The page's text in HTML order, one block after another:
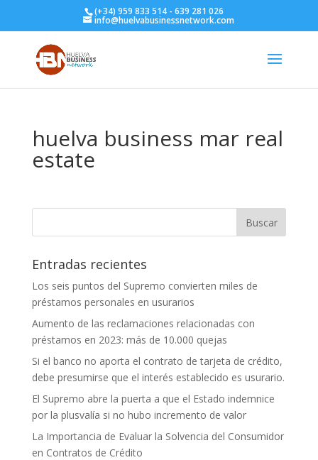
(+34) 959 833 514 - 639 281 026
info@huelvabusinessnetwork.com
huelva business mar real
estate
Entradas recientes
Los seis puntos del Supremo convierten miles de
préstamos personales en usurarios
Aumento de las reclamaciones relacionadas con
préstamos en 2023: más de 10.000 quejas
Si el banco no aporta el contrato de tarjeta de crédito,
debe presumirse que el interés establecido es usurario.
El Supremo abre la puerta a que el Estado indemnice
por la plusvalía si no hubo incremento de valor
La Importancia de Evaluar la Solvencia del Consumidor
en Contratos de Crédito